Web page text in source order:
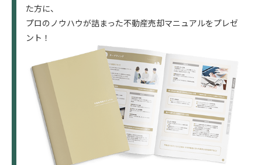
た方に、
プロのノウハウが詰まった不動産売却マニュアルをプレゼ
ント！